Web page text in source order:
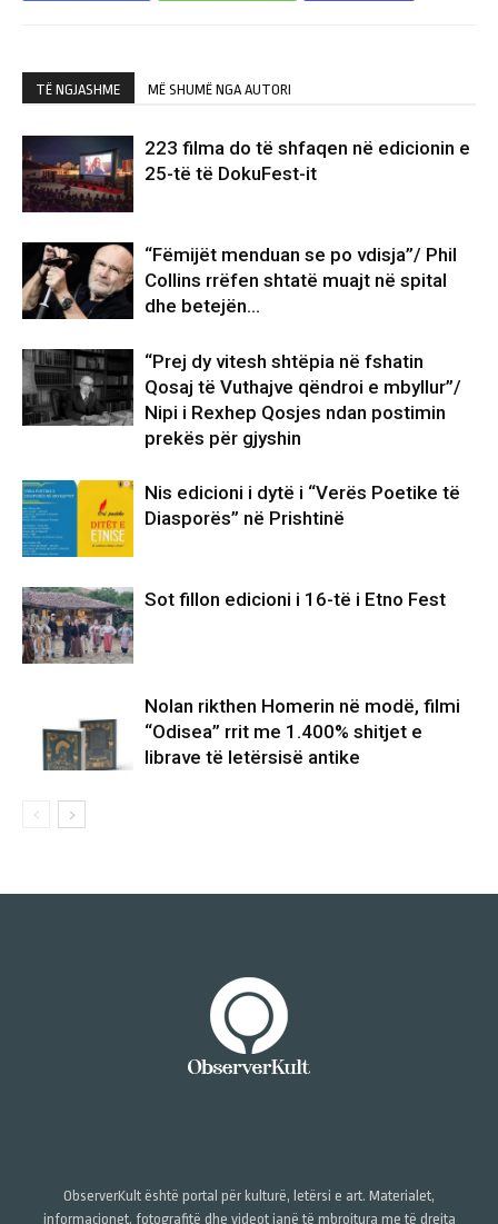
TË NGJASHME MË SHUMË NGA AUTORI
223 filma do të shfaqen në edicionin e
25-të të DokuFest-it
“Fëmijët menduan se po vdisja”/ Phil
Collins rrëfen shtatë muajt në spital
dhe betejën…
“Prej dy vitesh shtëpia në fshatin
Qosaj të Vuthajve qëndroi e mbyllur”/
Nipi i Rexhep Qosjes ndan postimin
prekës për gjyshin
Nis edicioni i dytë i “Verës Poetike të
Diasporës” në Prishtinë
Sot fillon edicioni i 16-të i Etno Fest
Nolan rikthen Homerin në modë, filmi
“Odisea” rrit me 1.400% shitjet e
librave të letërsisë antike
ObserverKult është portal për kulturë, letërsi e art. Materialet,
informacionet, fotografitë dhe videot janë të mbrojtura me të drejta